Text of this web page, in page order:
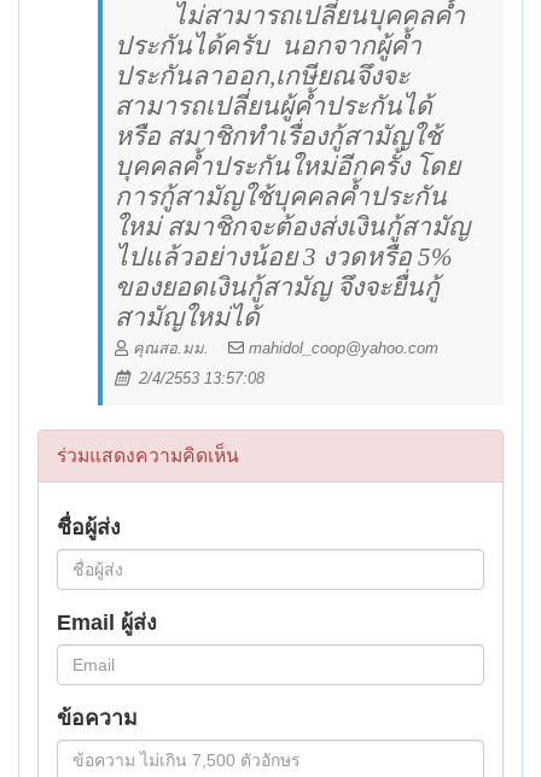
ไม่สามารถเปลี่ยนบุคคลค้ำ
ประกันได้ครับ นอกจากผู้ค้ำ
ประกันลาออก,เกษียณจึงจะ
สามารถเปลี่ยนผู้ค้ำประกันได้
หรือ สมาชิกทำเรื่องกู้สามัญใช้
บุคคลค้ำประกันใหม่อีกครั้ง โดย
การกู้สามัญใช้บุคคลค้ำประกัน
ใหม่ สมาชิกจะต้องส่งเงินกู้สามัญ
ไปแล้วอย่างน้อย 3 งวดหรือ 5%
ของยอดเงินกู้สามัญ จึงจะยื่นกู้
สามัญใหม่ได้
คุณสอ.มม.
mahidol_coop@yahoo.com
2/4/2553 13:57:08
ร่วมแสดงความคิดเห็น
ชื่อผู้ส่ง
Email ผู้ส่ง
ข้อความ